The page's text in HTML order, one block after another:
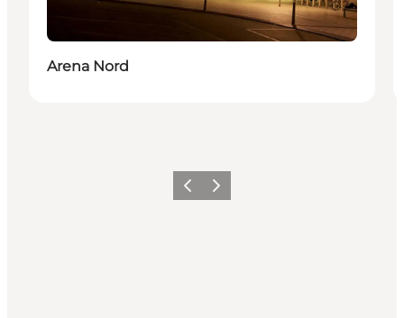
Arena Nord
ZurückWeiter